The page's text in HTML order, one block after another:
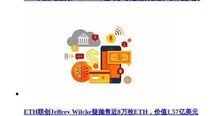
ETH联创Jeffrey Wilcke疑抛售近8万枚ETH，价值1.57亿美元